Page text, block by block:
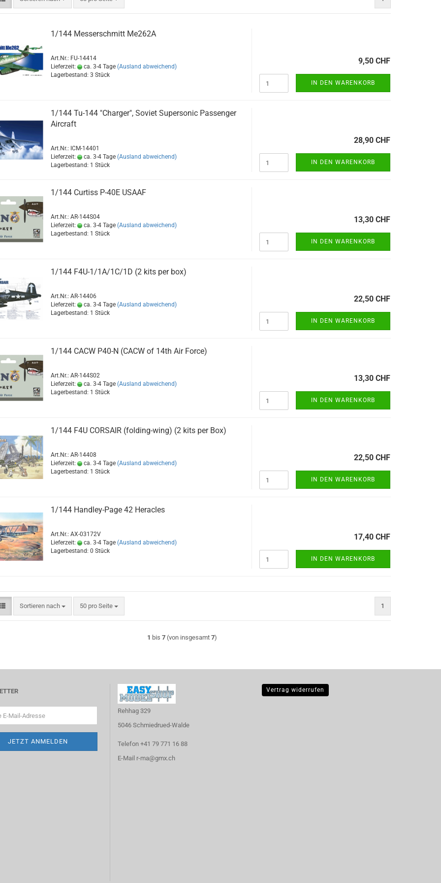
1/144 Messerschmitt Me262A
Art.Nr.: FU-14414
Lieferzeit:
ca. 3-4 Tage (Ausland abweichend)
Lagerbestand: 3 Stück
9,50 CHF
IN DEN WARENKORB
1/144 Tu-144 "Charger", Soviet Supersonic Passenger
Aircraft
Art.Nr.: ICM-14401
Lieferzeit:
ca. 3-4 Tage (Ausland abweichend)
Lagerbestand: 1 Stück
28,90 CHF
IN DEN WARENKORB
1/144 Curtiss P-40E USAAF
Art.Nr.: AR-144S04
Lieferzeit:
ca. 3-4 Tage (Ausland abweichend)
Lagerbestand: 1 Stück
13,30 CHF
IN DEN WARENKORB
1/144 F4U-1/1A/1C/1D (2 kits per box)
Art.Nr.: AR-14406
Lieferzeit:
ca. 3-4 Tage (Ausland abweichend)
Lagerbestand: 1 Stück
22,50 CHF
IN DEN WARENKORB
1/144 CACW P40-N (CACW of 14th Air Force)
Art.Nr.: AR-144S02
Lieferzeit:
ca. 3-4 Tage (Ausland abweichend)
Lagerbestand: 1 Stück
13,30 CHF
IN DEN WARENKORB
1/144 F4U CORSAIR (folding-wing) (2 kits per Box)
Art.Nr.: AR-14408
Lieferzeit:
ca. 3-4 Tage (Ausland abweichend)
Lagerbestand: 1 Stück
22,50 CHF
IN DEN WARENKORB
1/144 Handley-Page 42 Heracles
Art.Nr.: AX-03172V
Lieferzeit:
ca. 3-4 Tage (Ausland abweichend)
Lagerbestand: 0 Stück
17,40 CHF
IN DEN WARENKORB
Sortieren nach
Sortieren nach 50 pro Seite
pro Seite 1
1 bis7 (von insgesamt7)
Rehhag 329
5046 Schmiedrued-Walde
Telefon +41 79 771 16 88
E-Mail r-ma@gmx.ch
Vertrag widerrufen